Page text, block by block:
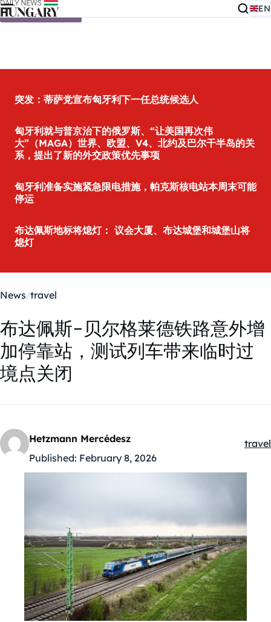
Skip to content EN
突发：蒂萨党宣布匈牙利下一任总统候选人
匈牙利就与普京治下的俄罗斯、“让美国再次伟
大”（MAGA）世界、欧盟、V4、北约及巴尔干半岛的关
系，提出了新的外交政策优先事项
匈牙利准备实施紧急限电措施，帕克斯核电站本周末可能
停运
布达佩斯地标将熄灯： 议会大厦、布达城堡和城堡山将
熄灯
News travel
布达佩斯-贝尔格莱德铁路意外增
加停靠站，测试列车带来临时过
境点关闭
Hetzmann Mercédesz
Published: February 8, 2026
travel